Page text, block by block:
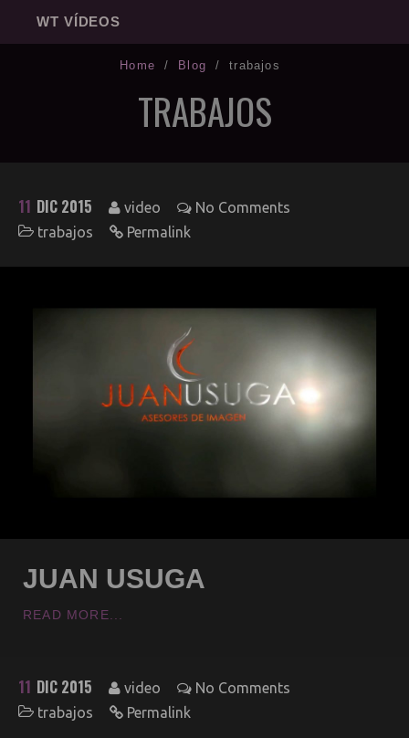
WT VÍDEOS
Redes
Sonido
Impresión
Home / Blog / trabajos
TRABAJOS
11 DIC 2015 video
No Comments
trabajos
Permalink
JUAN USUGA
READ MORE...
11 DIC 2015 video
No Comments
trabajos
Permalink